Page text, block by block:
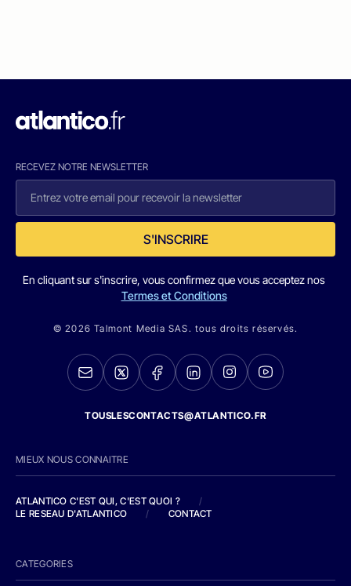
RECEVEZ NOTRE NEWSLETTER
S'INSCRIRE
En cliquant sur s'inscrire, vous confirmez que vous acceptez nos
Termes et Conditions
© 2026 Talmont Media SAS. tous droits réservés.
TOUSLESCONTACTS@ATLANTICO.FR
MIEUX NOUS CONNAITRE
ATLANTICO C'EST QUI, C'EST QUOI ?
/
LE RESEAU D'ATLANTICO
/ CONTACT
CATEGORIES